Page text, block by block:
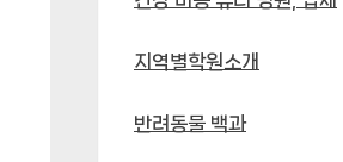
지역별학원소개
반려동물 백과